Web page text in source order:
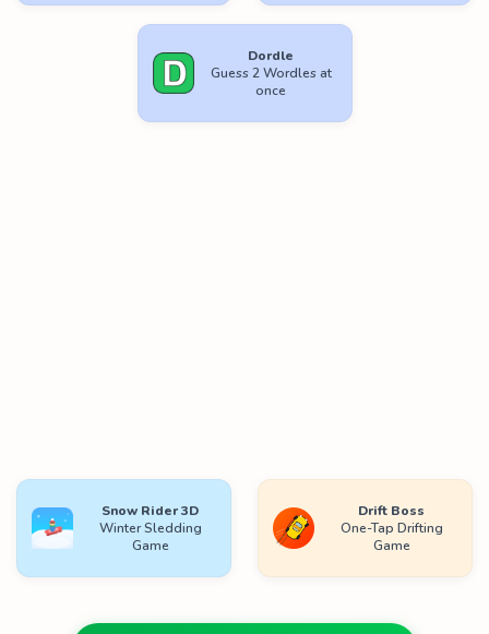
Dordle
Guess 2 Wordles at
once
Snow Rider 3D
Winter Sledding
Game
Drift Boss
One-Tap Drifting
Game